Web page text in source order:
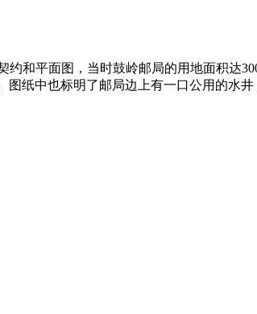
和平面图，当时鼓岭邮局的用地面积达
图纸中也标明了邮局边上有一口公用的水